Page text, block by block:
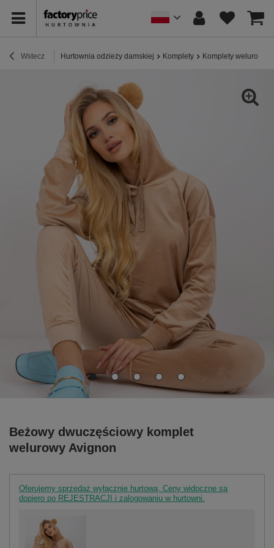
Wstecz Hurtownia odzieży damskiej Komplety Komplety welurowe
Beżowy dwuczęściowy komplet
welurowy Avignon
Oferujemy sprzedaż wyłącznie hurtową. Ceny widoczne są
dopiero po REJESTRACJI i zalogowaniu w hurtowni.